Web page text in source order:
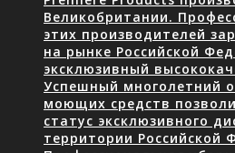
Великобритании.
этих производителей
на рынке Российской
эксклюзивный
Успешный многолетний
моющих средств
статус эксклюзивного
территории Российской